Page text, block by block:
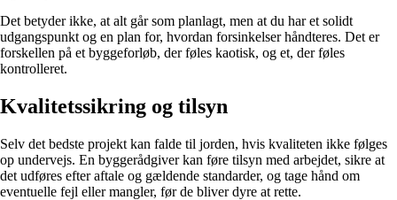
Det betyder ikke, at alt går som planlagt, men at du har et solidt
udgangspunkt og en plan for, hvordan forsinkelser håndteres. Det er
forskellen på et byggeforløb, der føles kaotisk, og et, der føles
kontrolleret.
Kvalitetssikring og tilsyn
Selv det bedste projekt kan falde til jorden, hvis kvaliteten ikke følges
op undervejs. En byggerådgiver kan føre tilsyn med arbejdet, sikre at
det udføres efter aftale og gældende standarder, og tage hånd om
eventuelle fejl eller mangler, før de bliver dyre at rette.